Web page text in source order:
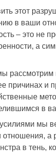
этот
в ваши
– это не
а
рассмотрим
причинах и
в
мы
а
в тень,